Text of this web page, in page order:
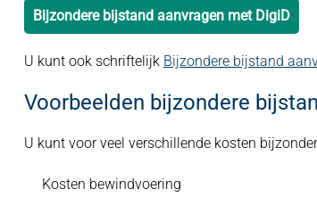
Bijzondere bijstand aanvragen met DigiD
U kunt ook schriftelijk Bijzondere bijstand
Voorbeelden bijzondere
U kunt voor veel verschillende kosten
Kosten bewindvoering